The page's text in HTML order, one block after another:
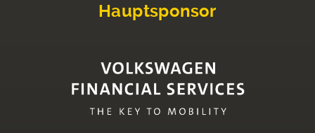
Hauptsponsor